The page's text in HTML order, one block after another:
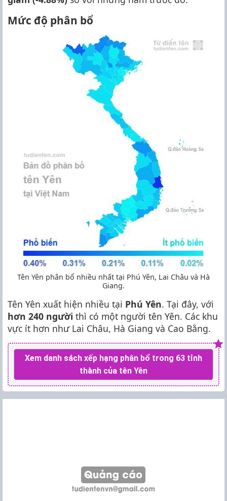
Mức độ phân bổ
Tên Yên phân bổ nhiều nhất tại Phú Yên, Lai Châu và Hà
Giang.
Tên Yên xuất hiện nhiều tại Phú Yên. Tại đây, với
hơn 240 người thì có một người tên Yên. Các khu
vực ít hơn như Lai Châu, Hà Giang và Cao Bằng.
Xem danh sách xếp hạng phân bổ trong 63 tỉnh
thành của tên Yên